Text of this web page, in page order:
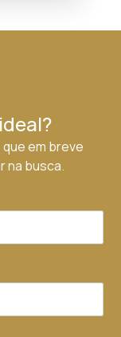
em breve
na busca.